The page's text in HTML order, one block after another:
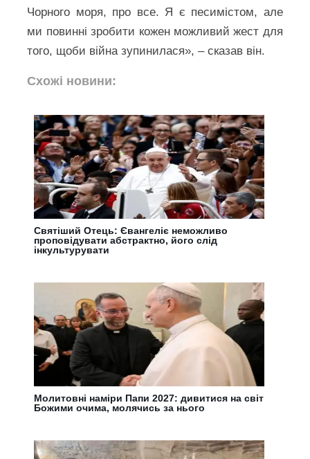
Чорного моря, про все. Я є песимістом, але
ми повинні зробити кожен можливий жест для
того, щоби війна зупинилася», – сказав він.
Схожі новини:
Святіший Отець: Євангеліє неможливо
проповідувати абстрактно, його слід
інкультурувати
Молитовні наміри Папи 2027: дивитися на світ
Божими очима, молячись за нього